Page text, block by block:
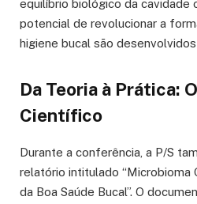
equilíbrio biológico da cavidade
potencial de revolucionar a
higiene bucal são
Da Teoria à Prática:
Científico
Durante a conferência, a P/S
relatório intitulado “Microbioma
da Boa Saúde Bucal”. O